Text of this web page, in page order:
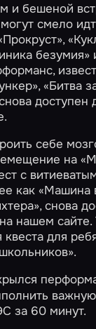
и бешеной
смело
,
безумия»
«Битва
доступен
себе
на
с
как «Машина
снова
нашем сайте.
квеста для
.
за 60 минут.